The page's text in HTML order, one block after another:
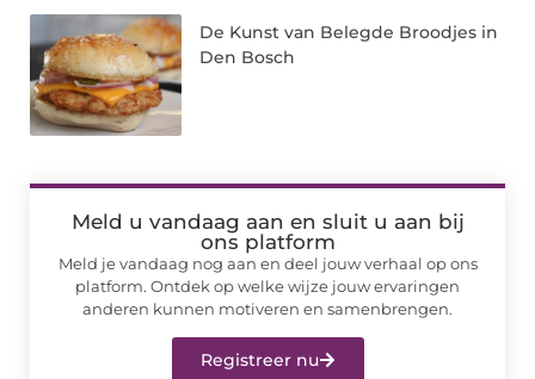
De Kunst van Belegde Broodjes in
Den Bosch
Meld u vandaag aan en sluit u aan bij
ons platform
Meld je vandaag nog aan en deel jouw verhaal op ons
platform. Ontdek op welke wijze jouw ervaringen
anderen kunnen motiveren en samenbrengen.
Registreer nu